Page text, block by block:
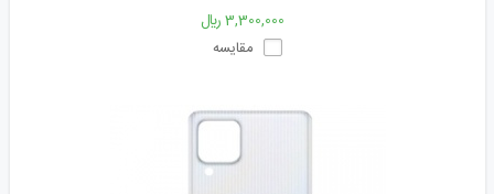
3,300,000 ﷼
مقایسه